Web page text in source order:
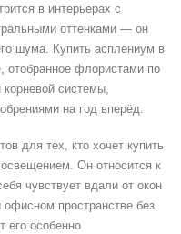
в интерьерах с
оттенками — он
шума. Купить асплениум в
отобранное флористами по
корневой системы,
на год вперёд.
для тех, кто хочет купить
Он относится к
чувствует вдали от окон
пространстве без
его особенно